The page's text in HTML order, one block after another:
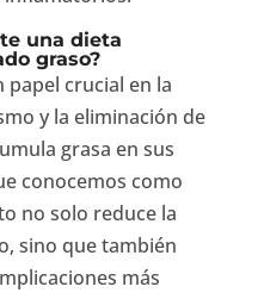
una dieta
graso?
papel crucial en la
y la eliminación de
grasa en sus
conocemos como
no solo reduce la
sino que también
más